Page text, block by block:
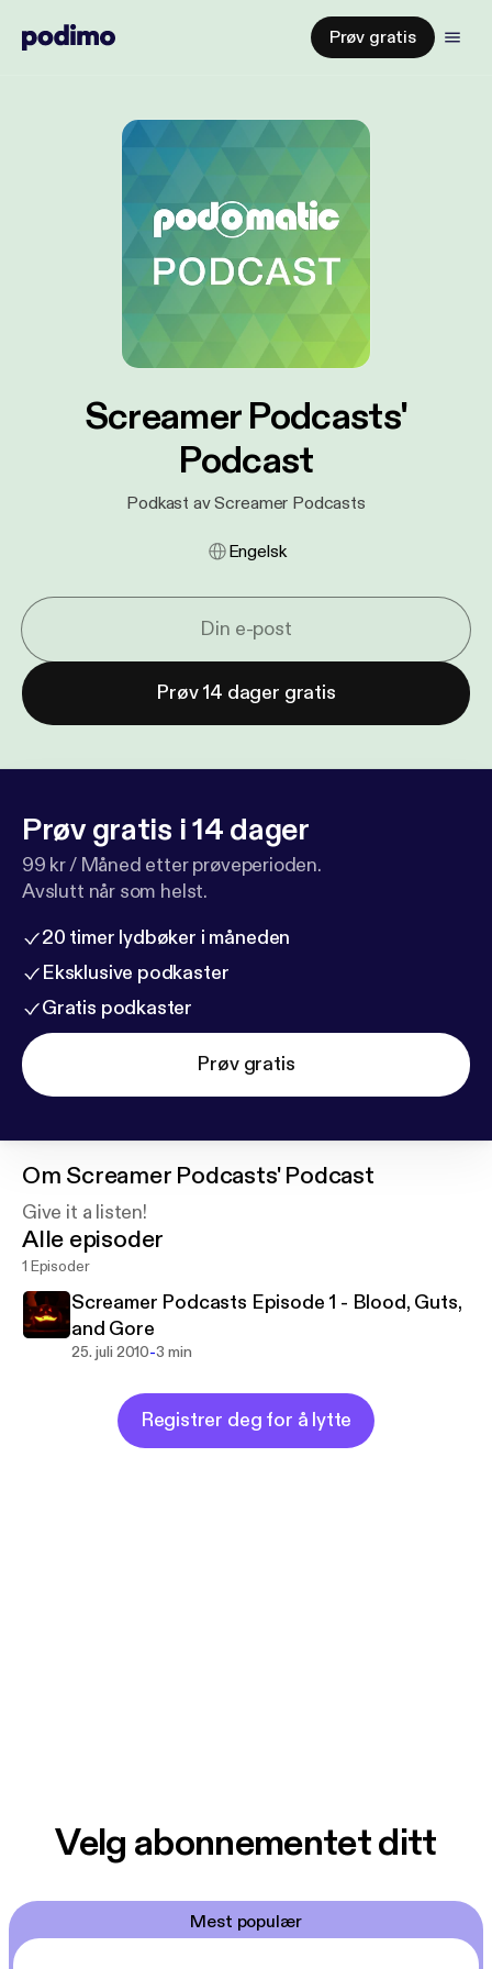
Prøv gratis
Screamer Podcasts'
Podcast
Podkast av Screamer Podcasts
Engelsk
Prøv 14 dager gratis
Prøv gratis i 14 dager
99 kr / Måned etter prøveperioden.
Avslutt når som helst.
20 timer lydbøker i måneden
Eksklusive podkaster
Gratis podkaster
Prøv gratis
Om Screamer Podcasts' Podcast
Give it a listen!
Alle episoder
1 Episoder
Screamer Podcasts Episode 1 - Blood, Guts,
and Gore
25. juli 2010-3 min
Registrer deg for å lytte
Velg abonnementet ditt
Mest populær